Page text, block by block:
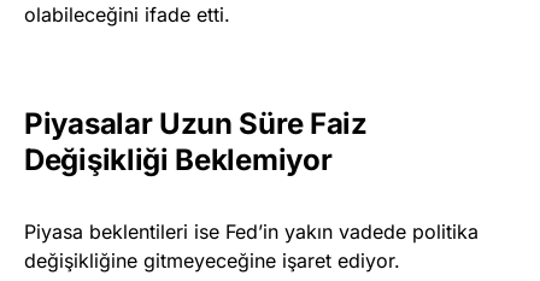
olabileceğini ifade etti.
Piyasalar Uzun Süre Faiz
Değişikliği Beklemiyor
Piyasa beklentileri ise Fed’in yakın vadede politika
değişikliğine gitmeyeceğine işaret ediyor.